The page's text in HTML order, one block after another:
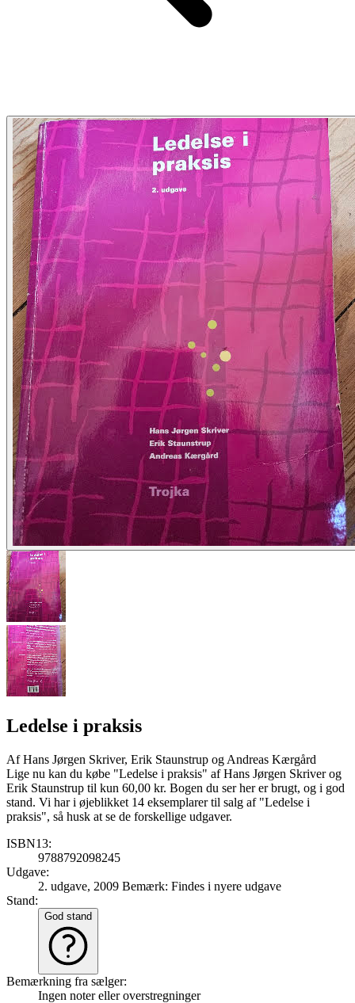
Ledelse i praksis
AfHans Jørgen Skriver, Erik Staunstrup og Andreas Kærgård
Lige nu kan du købe "Ledelse i praksis" af Hans Jørgen Skriver og
Erik Staunstrup til kun 60,00 kr. Bogen du ser her er brugt, og i god
stand. Vi har i øjeblikket 14 eksemplarer til salg af "Ledelse i
praksis", så husk at se de forskellige udgaver.
ISBN13:
9788792098245
Udgave:
2. udgave, 2009 Bemærk: Findes i nyere udgave
Stand:
God stand
Bemærkning fra sælger:
Ingen noter eller overstregninger